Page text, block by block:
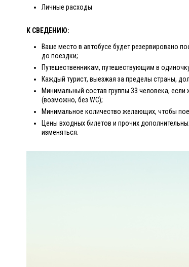
Личные расходы
К СВЕДЕНИЮ:
Ваше место в автобусе будет резервировано
до поездки;
Путешественникам, путешествующим в
Каждый турист, выезжая за пределы страны,
Минимальный состав группы 33 человека,
(возможно, без WC);
Минимальное количество желающих, чтобы
Цены входных билетов и прочих
изменяться.